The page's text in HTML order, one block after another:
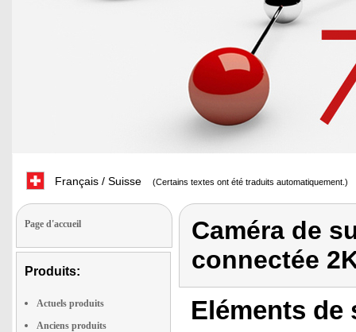
Français / Suisse (Certains textes ont été traduits automatiquement.)
Page d'accueil
Produits:
Actuels produits
Anciens produits
Caméra de
connectée
Eléments